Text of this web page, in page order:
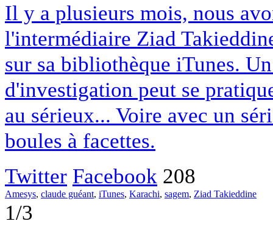
Il y a plusieurs mois, nous
l'intermédiaire Ziad
sur sa bibliothèque iTunes.
d'investigation peut se
au sérieux... Voire avec un
boules à facettes.
Twitter Facebook 208
Amesys, claude guéant, iTunes, Karachi, sagem, Ziad Takieddine
1/3